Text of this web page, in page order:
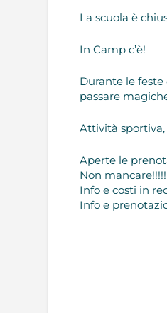
La scuola è
In Camp c’è!
Durante le feste
passare
Attività
Aperte le
Non mancare!!!!!
Info e costi in
Info e